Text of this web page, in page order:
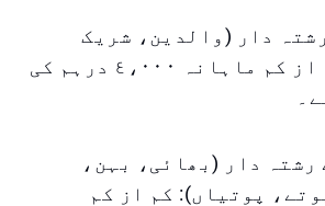
دار (والدین، شریک
حیات، بچے): کم از کم ماہانہ ٤،٠٠٠ درہم کی
رشتہ دار (بھائی، بہن،
پوتیاں): کم از کم